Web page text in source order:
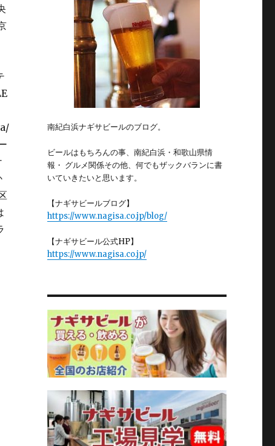
南紀白浜ナギサビールのブログ。
ビールはもちろんの事、南紀白浜・和歌山県情
報・ グルメ関係その他、何でもザックバランに書
いていきたいと思います。
【ナギサビールブログ】
https://www.nagisa.co.jp/blog/
【ナギサビール公式HP】
https://www.nagisa.co.jp/